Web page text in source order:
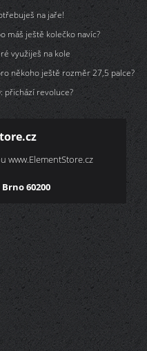
na jaře!
máš ještě kolečko navíc?
využiješ na kole
někoho ještě rozměr 27,5 palce?
přichází revoluce?
www.ElementStore.cz
60200